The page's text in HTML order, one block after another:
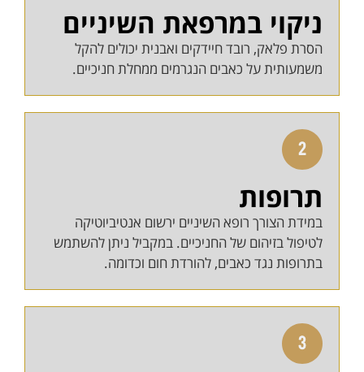
ניקוי במרפאת השיניים
הסרת פלאק, רובד חיידקים ואבנית יכולים להקל
משמעותית על כאבים הנגרמים ממחלת חניכיים.
תרופות
במידת הצורך רופא השיניים ירשום אנטיביוטיקה
לטיפול בזיהום של החניכיים. במקביל ניתן להשתמש
בתרופות נגד כאבים, להורדת חום וכדומה.